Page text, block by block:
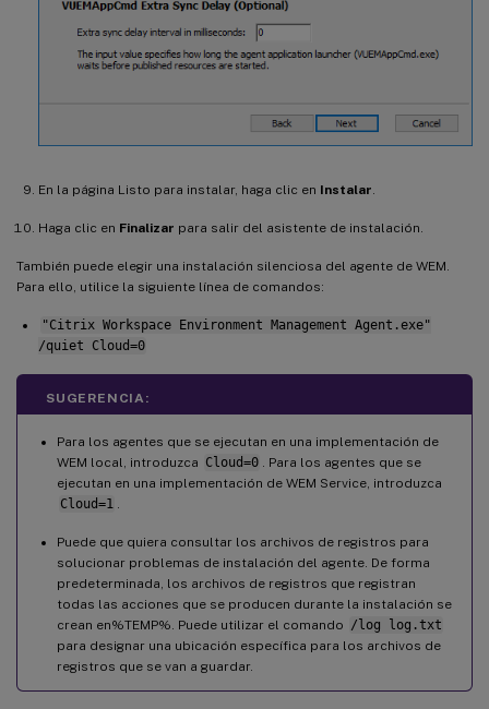
En la página Listo para instalar, haga clic en Instalar
Haga clic en Finalizar para salir del asistente de instalación.
También puede elegir una instalación silenciosa del agente de WEM.
Para ello, utilice la siguiente línea de comandos:
"Citrix Workspace Environment Management Agent.exe"
/quiet Cloud=0
SUGERENCIA:
Para los agentes que se ejecutan en una implementación de
WEM local, introduzca Cloud=0
. Para los agentes que se
ejecutan en una implementación de WEM Service, introduzca
Cloud=1
Puede que quiera consultar los archivos de registros para
solucionar problemas de instalación del agente. De forma
predeterminada, los archivos de registros que registran
todas las acciones que se producen durante la instalación se
crean en%TEMP%. Puede utilizar el comando /log log.txt
para designar una ubicación específica para los archivos de
registros que se van a guardar.